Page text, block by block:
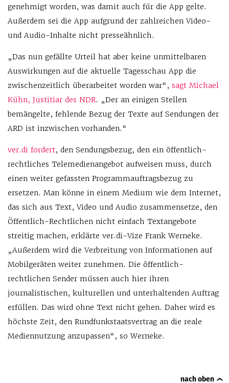
genehmigt worden, was damit auch für die App gelte.
Außerdem sei die App aufgrund der zahlreichen Video-
und Audio-Inhalte nicht presseähnlich.
„Das nun gefällte Urteil hat aber keine unmittelbaren
Auswirkungen auf die aktuelle Tagesschau App die
zwischenzeitlich überarbeitet worden war“, sagt Michael
Kühn, Justitiar des NDR. „Der an einigen Stellen
bemängelte, fehlende Bezug der Texte auf Sendungen der
ARD ist inzwischen vorhanden.“
ver.di fordert, den Sendungsbezug, den ein öffentlich-
rechtliches Telemedienangebot aufweisen muss, durch
einen weiter gefassten Programmauftragsbezug zu
ersetzen. Man könne in einem Medium wie dem Internet,
das sich aus Text, Video und Audio zusammensetze, den
Öffentlich-Rechtlichen nicht einfach Textangebote
streitig machen, erklärte ver.di-Vize Frank Werneke.
„Außerdem wird die Verbreitung von Informationen auf
Mobilgeräten weiter zunehmen. Die öffentlich-
rechtlichen Sender müssen auch hier ihren
journalistischen, kulturellen und unterhaltenden Auftrag
erfüllen. Das wird ohne Text nicht gehen. Daher wird es
höchste Zeit, den Rundfunkstaatsvertrag an die reale
Mediennutzung anzupassen“, so Werneke.
nach oben